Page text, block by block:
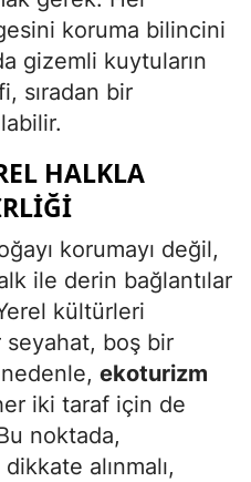
koruma bilincini
gizemli kuytuların
sıradan bir
HALKLA
korumayı değil,
ile derin bağlantılar
kültürleri
seyahat, boş bir
ekoturizm
iki taraf için de
noktada,
alınmalı,